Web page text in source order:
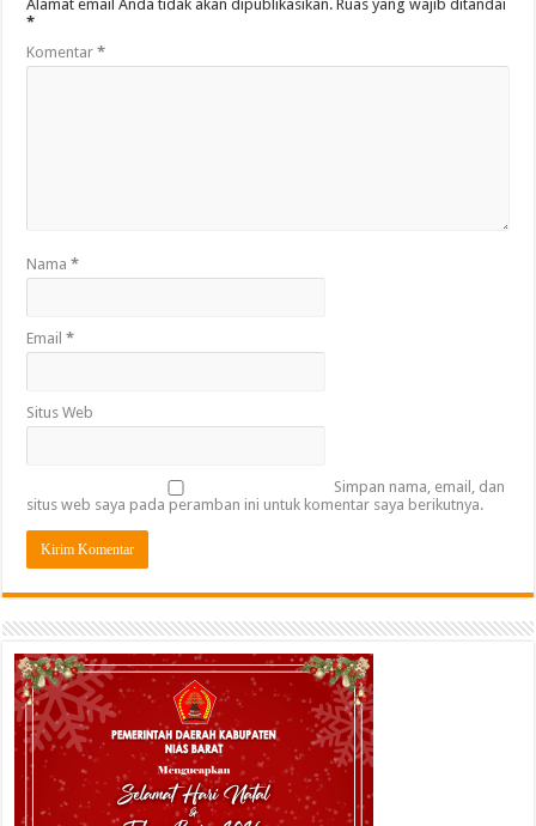
Alamat email Anda tidak akan dipublikasikan. Ruas yang wajib ditandai
*
Komentar*
Nama*
Email*
Situs Web
Simpan nama, email, dan
situs web saya pada peramban ini untuk komentar saya berikutnya.